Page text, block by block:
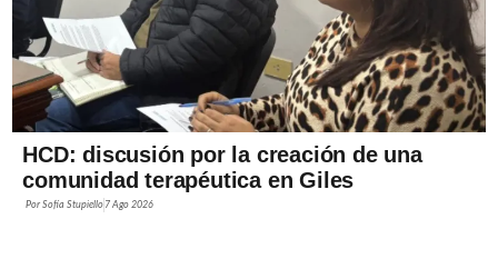
HCD: discusión por la creación de una
comunidad terapéutica en Giles
PorSofía Stupiello 7 Ago 2026